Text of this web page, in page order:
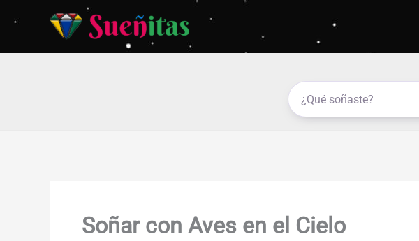
contenido
Soñar con Aves en el Cielo